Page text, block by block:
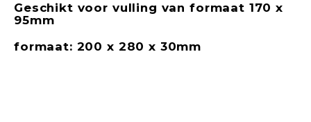
Geschikt voor vulling van formaat 170 x
95mm
formaat: 200 x 280 x 30mm